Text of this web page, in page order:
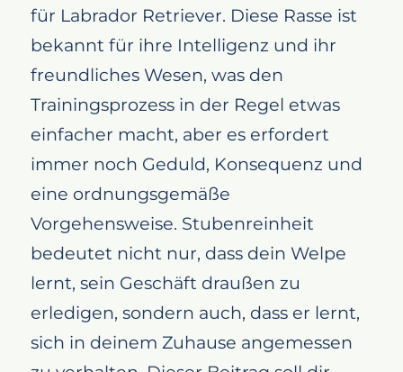
für Labrador Retriever. Diese Rasse ist
bekannt für ihre Intelligenz und ihr
freundliches Wesen, was den
Trainingsprozess in der Regel etwas
einfacher macht, aber es erfordert
immer noch Geduld, Konsequenz und
eine ordnungsgemäße
Vorgehensweise. Stubenreinheit
bedeutet nicht nur, dass dein Welpe
lernt, sein Geschäft draußen zu
erledigen, sondern auch, dass er lernt,
sich in deinem Zuhause angemessen